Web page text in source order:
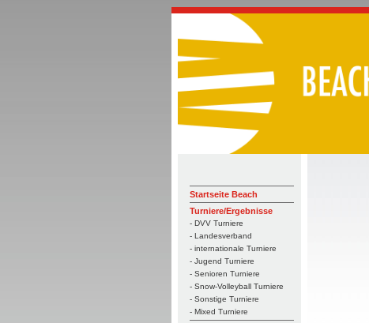
Startseite Beach
Turniere/Ergebnisse
- DVV Turniere
- Landesverband
- internationale Turniere
- Jugend Turniere
- Senioren Turniere
- Snow-Volleyball Turniere
- Sonstige Turniere
- Mixed Turniere